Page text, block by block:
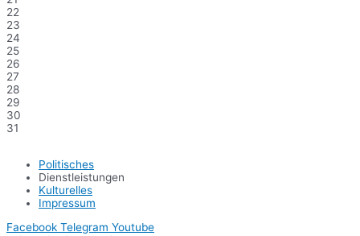
22
23
24
25
26
27
28
29
30
31
Politisches
Dienstleistungen
Kulturelles
Impressum
Facebook Telegram Youtube